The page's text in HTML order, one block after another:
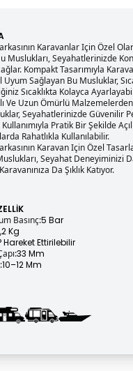
Karavanlar Için Özel
Muslukları, Seyahatlerinizde
Kompakt Tasarımıyla
Sağlayan Bu Musluklar,
Sıcaklıkta Kolayca
Ve Uzun Ömürlü
Seyahatlerinizde Güvenilir
Pratik Bir Şekilde
Rahatlıkla Kullanılabilir.
Karavan Için Özel
Seyahat Deneyiminizi
Da Şıklık Katıyor.
Basınç:5 Bar
Kg
Hareket Ettirilebilir
:33 Mm
:10–12 Mm